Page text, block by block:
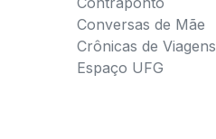
Conversas de Mãe
Crônicas de Viagens
Espaço UFG